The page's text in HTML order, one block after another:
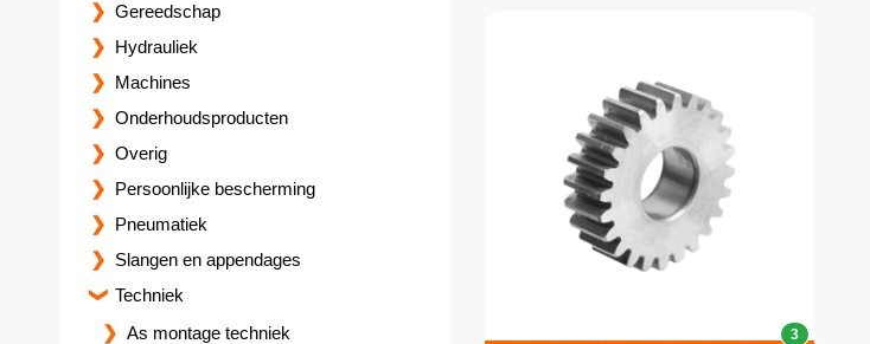
3
Gereedschap
Hydrauliek
Machines
Onderhoudsproducten
Overig
Persoonlijke bescherming
Pneumatiek
Slangen en appendages
Techniek
As montage techniek